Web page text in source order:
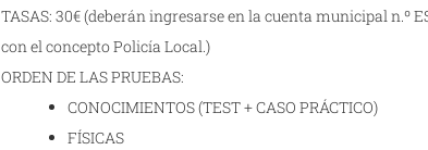
TASAS: 30€ (deberán ingresarse en la cuenta municipal n.º
con el concepto Policía Local.)
ORDEN DE LAS PRUEBAS:
CONOCIMIENTOS (TEST + CASO PRÁCTICO)
FÍSICAS